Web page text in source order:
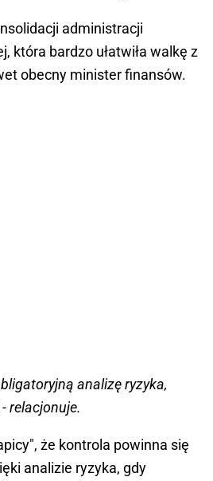
administracji
która bardzo ułatwiła walkę z
obecny minister finansów.
analizę ryzyka,
relacjonuje.
że kontrola powinna się
analizie ryzyka, gdy